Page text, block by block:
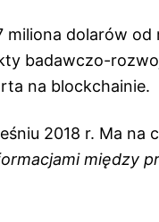
miliona dolarów
badawczo-
na blockchainie.
2018 r. Ma na
między